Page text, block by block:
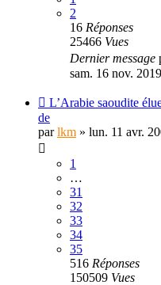
2
16 Réponses
25466 Vues
Dernier message
sam. 16 nov.
L’Arabie saoudite
de
parlkm » lun. 11 avr.
1
…
31
32
33
34
35
516 Réponses
150509 Vues